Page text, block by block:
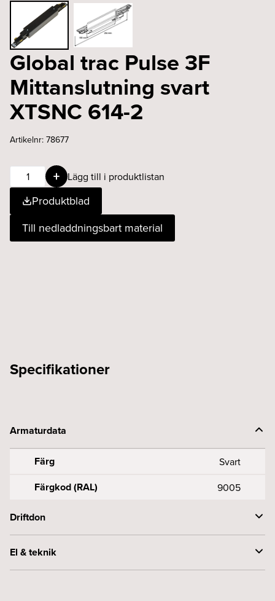
Global trac Pulse 3F
Mittanslutning svart
XTSNC 614-2
Artikelnr: 78677
Global
trac
Pulse
3F
Mittanslutning
Lägg till i produktlistan
Produktblad
Till nedladdningsbart material
Specifikationer
Armaturdata
Färg Svart
Färgkod (RAL) 9005
Driftdon
Styrning
El & teknik